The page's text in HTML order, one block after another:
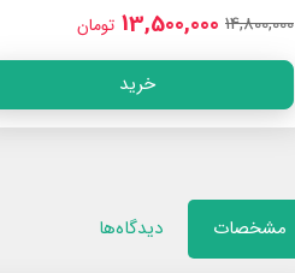
16,500,000
14,500,000 تومان
خرید
مشخصات دیدگاه‌ها